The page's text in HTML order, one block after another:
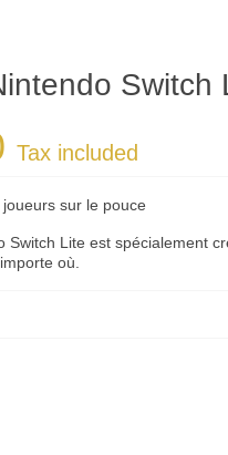
Switch
Tax included
sur le pouce
Switch Lite est spécialement
où.